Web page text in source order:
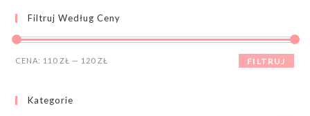
Filtruj Według Ceny
FILTRUJ
CENA: 110 ZŁ — 120 ZŁ
Kategorie